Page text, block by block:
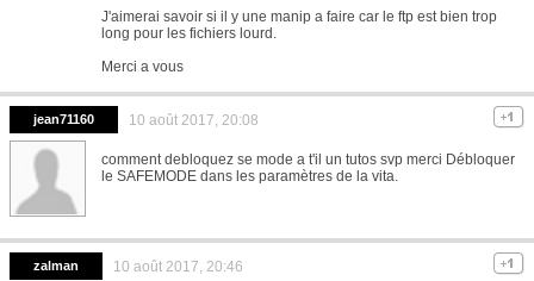
J'aimerai savoir si il y une manip a faire car le ftp est bien trop
long pour les fichiers lourd.
Merci a vous
jean71160 10 août 2017, 20:08
comment debloquez se mode a t'il un tutos svp merci Débloquer
le SAFEMODE dans les paramètres de la vita.
zalman 10 août 2017, 20:46